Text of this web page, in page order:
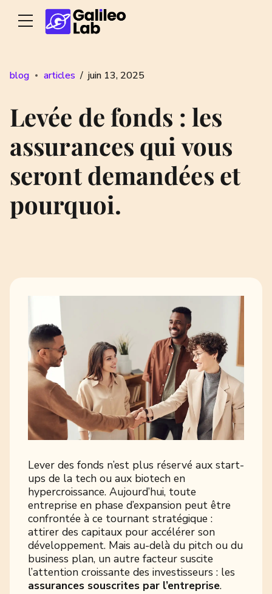
blog articles juin 13, 2025
Levée de fonds : les
assurances qui vous
seront demandées et
pourquoi.
Lever des fonds n’est plus réservé aux start-
ups de la tech ou aux biotech en
hypercroissance. Aujourd’hui, toute
entreprise en phase d’expansion peut être
confrontée à ce tournant stratégique :
attirer des capitaux pour accélérer son
développement. Mais au-delà du pitch ou du
business plan, un autre facteur suscite
l’attention croissante des investisseurs : les
assurances souscrites par l’entreprise.